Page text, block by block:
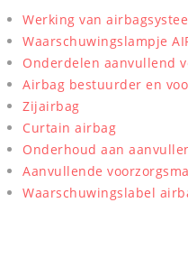
Werking van
Waarschuwingslampje
Onderdelen aanvullend
Airbag bestuurder en
Zijairbag
Curtain airbag
Onderhoud aan
Aanvullende
Waarschuwingslabel